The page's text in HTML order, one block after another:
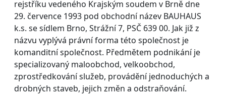
rejstříku vedeného Krajským soudem v Brně dne
29. července 1993 pod obchodní název BAUHAUS
k.s. se sídlem Brno, Strážní 7, PSČ 639 00. Jak již z
názvu vyplývá právní forma této společnost je
komanditní společnost. Předmětem podnikání je
specializovaný maloobchod, velkoobchod,
zprostředkování služeb, provádění jednoduchých a
drobných staveb, jejich změn a odstraňování.